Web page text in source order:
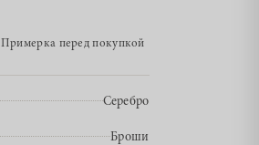
Примерка перед покупкой
Серебро
Броши